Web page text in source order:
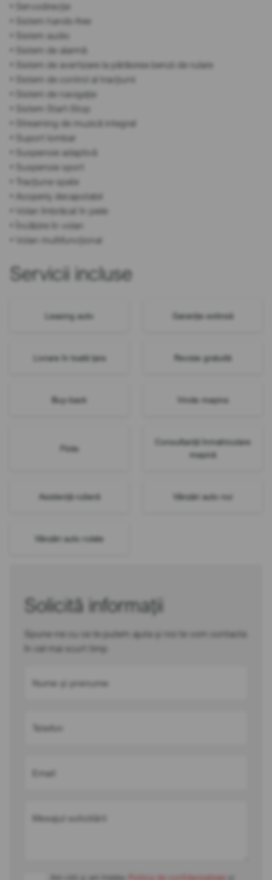
• Servodirecție
• Sistem hands-free
• Sistem audio
• Sistem de alarmă
• Sistem de avertizare la părăsirea benzii de rulare
• Sistem de control al tracțiunii
• Sistem de navigație
• Sistem Start-Stop
• Streaming de muzică integrat
• Suport lombar
• Suspensie adaptivă
• Suspensie sport
• Tracțiune spate
• Acoperiș decapotabil
• Volan îmbrăcat în piele
• Încălzire în volan
• Volan multifuncțional
Servicii incluse
Leasing auto Garanție extinsă
Livrare în toată țara Revizie gratuită
Buy-back Vinde mașina
Flote
Consultanță înmatriculare
mașină
Asistență rutieră Vânzări auto noi
Vânzări auto rulate
Solicită informații
Spune-ne cu ce te putem ajuta și noi te vom contacta
în cel mai scurt timp
Nume și prenume
Telefon
Email
Mesajul solicitării
Am citit și am înțeles Politica de confidențialitate